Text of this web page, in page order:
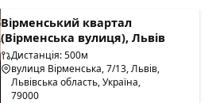
Вірменський квартал
(Вірменська вулиця), Львів
Дистанція: 500м
вулиця Вірменська, 7/13, Львів,
Львівська область, Україна,
79000